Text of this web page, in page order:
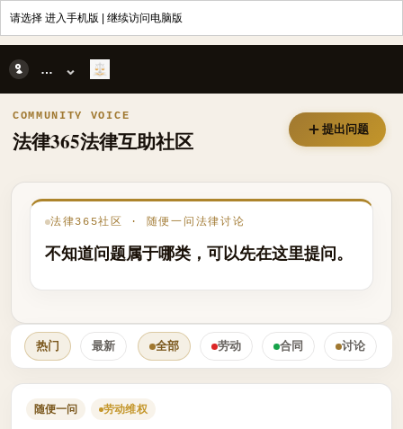
请选择 进入手机版 继续访问电脑版
随便一问
⌄
COMMUNITY VOICE
法律365法律互助社区 提出问题
法律365社区 · 随便一问法律讨论
不知道问题属于哪类，可以先在这里提问。
热门 最新 全部 劳动 合同 讨论
随便一问 劳动维权